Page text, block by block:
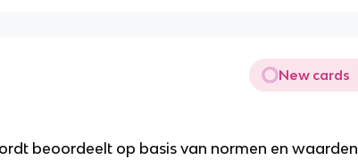
New cards
beoordeelt op basis van normen en waarden